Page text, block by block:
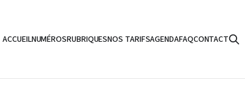
ACCUEILNUMÉROSRUBRIQUESNOS TARIFSAGENDAFAQCONTACT